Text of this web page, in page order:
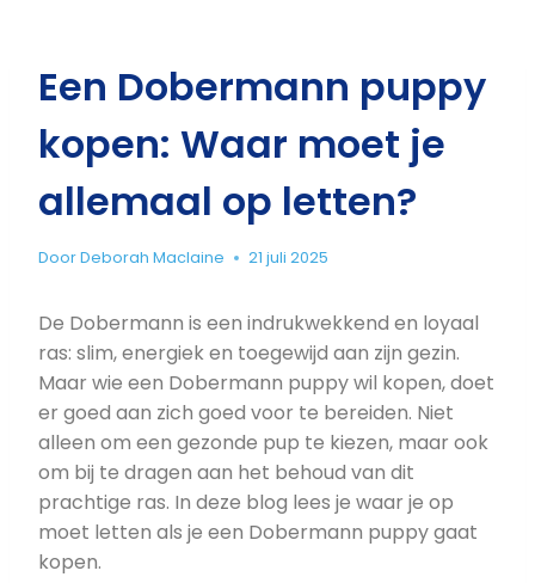
Een Dobermann puppy
kopen: Waar moet je
allemaal op letten?
DoorDeborah Maclaine 21 juli 2025
De Dobermann is een indrukwekkend en loyaal
ras: slim, energiek en toegewijd aan zijn gezin.
Maar wie een Dobermann puppy wil kopen, doet
er goed aan zich goed voor te bereiden. Niet
alleen om een gezonde pup te kiezen, maar ook
om bij te dragen aan het behoud van dit
prachtige ras. In deze blog lees je waar je op
moet letten als je een Dobermann puppy gaat
kopen.